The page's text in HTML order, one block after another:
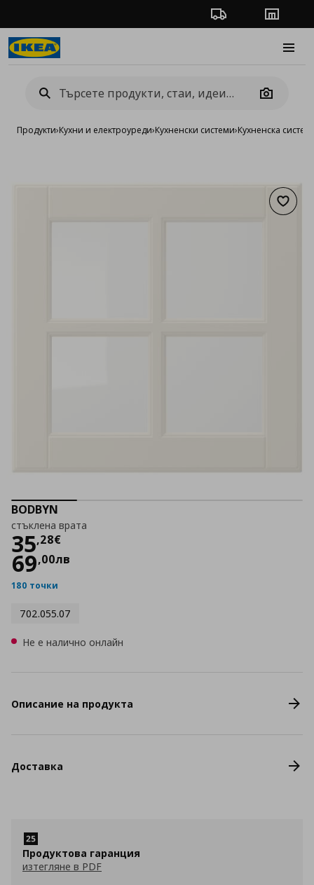
Проследяване на
Camera
Продукти›Кухни и електроуреди›Кухненски системи›Кухненска
BODBYN
стъклена врата
35,28€
Цена
69,00лв
180 точки
702.055.07
Не е налично онлайн
Описание на продукта
Доставка
Продуктова гаранция
изтегляне в PDF